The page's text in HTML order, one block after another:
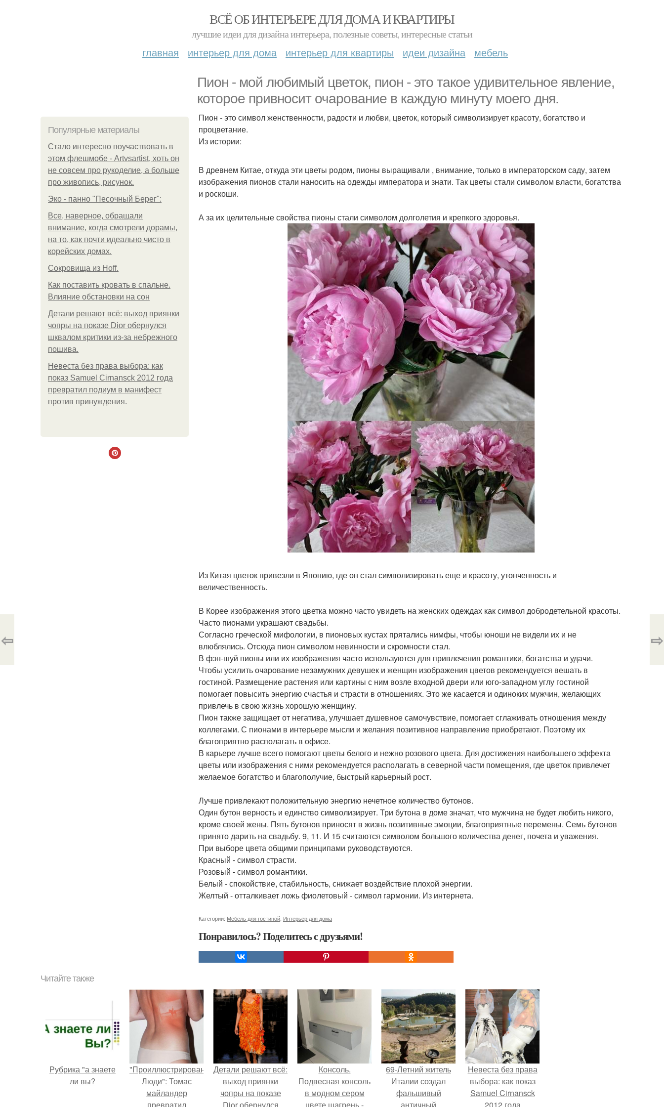
ВСЁ ОБ ИНТЕРЬЕРЕ ДЛЯ ДОМА И КВАРТИРЫ
лучшие идеи для дизайна интерьера, полезные советы, интересные статьи
главная интерьер для дома интерьер для квартиры идеи дизайна мебель
Пион - мой любимый цветок, пион - это такое удивительное явление,
которое привносит очарование в каждую минуту моего дня.
Популярные материалы
Стало интересно поучаствовать в
этом флешмобе - Artvsartist, хоть он
не совсем про рукоделие, а больше
про живопись, рисунок.
Эко - панно "Песочный Берег":
Все, наверное, обращали
внимание, когда смотрели дорамы,
на то, как почти идеально чисто в
корейских домах.
Сокровища из Hoff.
Как поставить кровать в спальне.
Влияние обстановки на сон
Детали решают всё: выход приянки
чопры на показе Dior обернулся
шквалом критики из-за небрежного
пошива.
Невеста без права выбора: как
показ Samuel Cirnansck 2012 года
превратил подиум в манифест
против принуждения.
Пион - это символ женственности, радости и любви, цветок, который символизирует красоту, богатство и
процветание.
Из истории:
В древнем Китае, откуда эти цветы родом, пионы выращивали , внимание, только в императорском саду, затем
изображения пионов стали наносить на одежды императора и знати. Так цветы стали символом власти, богатства
и роскоши.
А за их целительные свойства пионы стали символом долголетия и крепкого здоровья.
Из Китая цветок привезли в Японию, где он стал символизировать еще и красоту, утонченность и
величественность.
В Корее изображения этого цветка можно часто увидеть на женских одеждах как символ добродетельной красоты.
Часто пионами украшают свадьбы.
Согласно греческой мифологии, в пионовых кустах прятались нимфы, чтобы юноши не видели их и не
влюблялись. Отсюда пион символом невинности и скромности стал.
В фэн-шуй пионы или их изображения часто используются для привлечения романтики, богатства и удачи.
Чтобы усилить очарование незамужних девушек и женщин изображения цветов рекомендуется вешать в
гостиной. Размещение растения или картины с ним возле входной двери или юго-западном углу гостиной
помогает повысить энергию счастья и страсти в отношениях. Это же касается и одиноких мужчин, желающих
привлечь в свою жизнь хорошую женщину.
Пион также защищает от негатива, улучшает душевное самочувствие, помогает сглаживать отношения между
коллегами. С пионами в интерьере мысли и желания позитивное направление приобретают. Поэтому их
благоприятно располагать в офисе.
В карьере лучше всего помогают цветы белого и нежно розового цвета. Для достижения наибольшего эффекта
цветы или изображения с ними рекомендуется располагать в северной части помещения, где цветок привлечет
желаемое богатство и благополучие, быстрый карьерный рост.
Лучше привлекают положительную энергию нечетное количество бутонов.
Один бутон верность и единство символизирует. Три бутона в доме значат, что мужчина не будет любить никого,
кроме своей жены. Пять бутонов приносят в жизнь позитивные эмоции, благоприятные перемены. Семь бутонов
принято дарить на свадьбу. 9, 11. И 15 считаются символом большого количества денег, почета и уважения.
При выборе цвета общими принципами руководствуются.
Красный - символ страсти.
Розовый - символ романтики.
Белый - спокойствие, стабильность, снижает воздействие плохой энергии.
Желтый - отталкивает ложь фиолетовый - символ гармонии. Из интернета.
Категории: Мебель для гостиной Интерьер для дома
Понравилось? Поделитесь с друзьями!
⇦ ⇨
Читайте также
Рубрика "а знаете
ли вы?
"Проиллюстрированные
Люди": Томас
майландер
Детали решают всё:
выход приянки
чопры на показе
Консоль.
Подвесная консоль
в модном сером
69-Летний житель
Италии создал
фальшивый
Невеста без права
выбора: как показ
Samuel Cirnansck